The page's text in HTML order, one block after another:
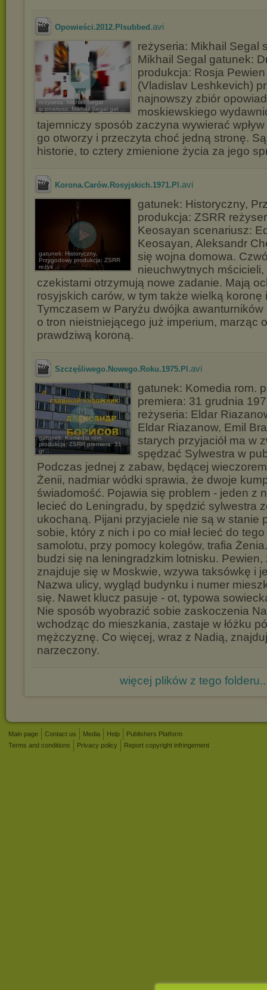
Opowieści.2012.Plsubbed .avi
reżyseria: Mikhail Segal
scenariusz: Mikhail Segal gat ...
reżyseria: Mikhail Segal
Mikhail Segal gatunek:
produkcja: Rosja Pewien
(Vladislav Leshkevich)
najnowszy zbiór
moskiewskiego
tajemniczy sposób zaczyna wywierać
go otworzy i przeczyta choć jedną stronę.
historie, to cztery zmienione życia za jego
Korona.Carów.Rosyjskich.1971.Pl .avi
gatunek: Historyczny,
Przygodowy produkcja: ZSRR
reżys ...
gatunek: Historyczny,
produkcja: ZSRR
Keosayan scenariusz:
Keosayan, Aleksandr
się wojna domowa.
nieuchwytnych
czekistami otrzymują nowe zadanie. Mają
rosyjskich carów, w tym także wielką koronę
Tymczasem w Paryżu dwójka
o tron nieistniejącego już imperium, marząc
prawdziwą koroną.
Szczęśliwego.Nowego.Roku.1975.Pl .avi
gatunek: Komedia rom.
produkcja: ZSRR premiera: 31
gr ...
gatunek: Komedia rom.
premiera: 31 grudnia
reżyseria: Eldar
Eldar Riazanow, Emil
starych przyjaciół ma w
spędzać Sylwestra w
Podczas jednej z zabaw, będącej
Żenii, nadmiar wódki sprawia, że dwoje
świadomość. Pojawia się problem - jeden z
lecieć do Leningradu, by spędzić sylwestra
ukochaną. Pijani przyjaciele nie są w stanie
sobie, który z nich i po co miał lecieć do
samolotu, przy pomocy kolegów, trafia
budzi się na leningradzkim lotnisku. Pewien,
znajduje się w Moskwie, wzywa taksówkę i
Nazwa ulicy, wygląd budynku i numer
się. Nawet klucz pasuje - ot, typowa
Nie sposób wyobrazić sobie zaskoczenia
wchodząc do mieszkania, zastaje w łóżku
mężczyznę. Co więcej, wraz z Nadią,
narzeczony.
więcej plików z tego
Main page Contact us Media Help
Publishers Platform
Terms and conditions
Privacy policy Report copyright infringement